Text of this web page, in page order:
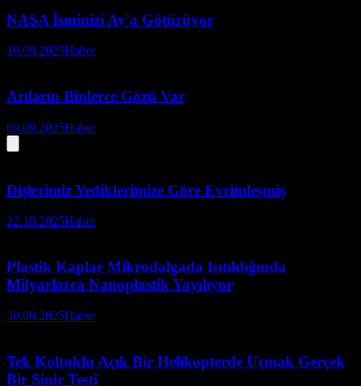
NASA İsminizi Ay'a Götürüyor
10.09.2025Haber
Arıların Binlerce Gözü Var
09.09.2025Haber
Dişlerimiz Yediklerimize Göre Evrimleşmiş
22.10.2025Haber
Plastik Kaplar Mikrodalgada Isıtıldığında
Milyarlarca Nanoplastik Yayılıyor
30.09.2025Haber
Tek Koltuklu Açık Bir Helikopterde Uçmak Gerçek
Bir Sinir Testi